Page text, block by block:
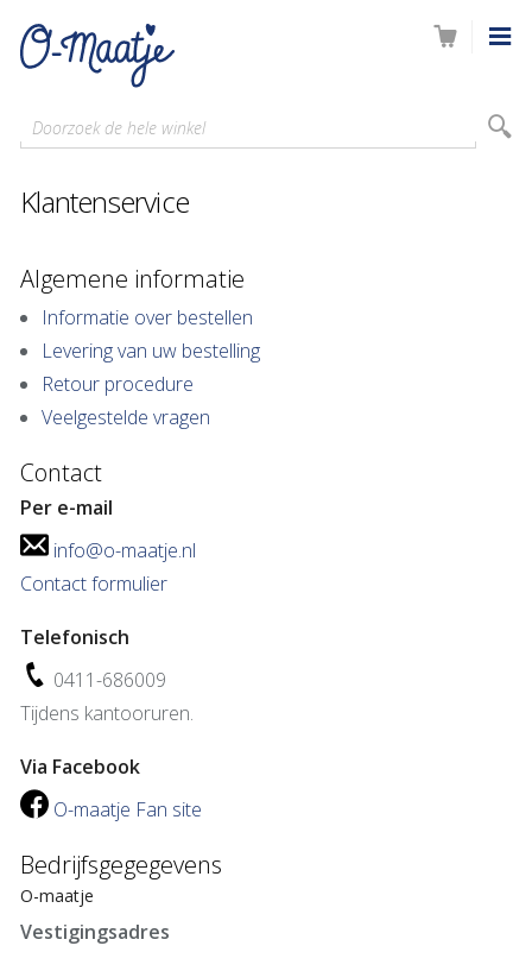
Doorzoek de hele winkel
Klantenservice
Algemene informatie
Informatie over bestellen
Levering van uw bestelling
Retour procedure
Veelgestelde vragen
Contact
Per e-mail
info@o-maatje.nl
Contact formulier
Telefonisch
0411-686009
Tijdens kantooruren.
Via Facebook
O-maatje Fan site
Bedrijfsgegegevens
O-maatje
Vestigingsadres